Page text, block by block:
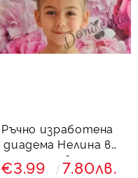
Ръчно изработена
диадема Нелина в
розово
€3.99 7.80лв.